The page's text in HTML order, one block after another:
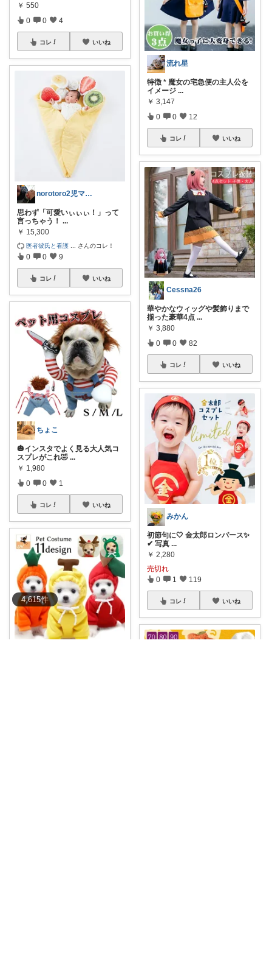
4,615件
￥ 550
0 0 4
コレ いいね
norotoro2児ママ7/28経由感謝
思わず「可愛いぃぃぃ！」って
言っちゃう！ ...
￥ 15,300
医者彼氏と看護 さんのコレ！
0 0 9
コレ いいね
ちょこ
🎃インスタでよく見る大人気コ
スプレがこれ🤣 ...
￥ 1,980
0 0 1
コレ いいね
流れ星
特徴 * 魔女の宅急便の主人公を
イメージ ...
￥ 3,147
0 0 12
コレ いいね
Cessna26
華やかなウィッグや髪飾りまで
揃った豪華4点 ...
￥ 3,880
0 0 82
コレ いいね
みかん
初節句に🤍 金太郎ロンパース✨
✔ 写真 ...
￥ 2,280
売切れ
0 1 119
コレ いいね